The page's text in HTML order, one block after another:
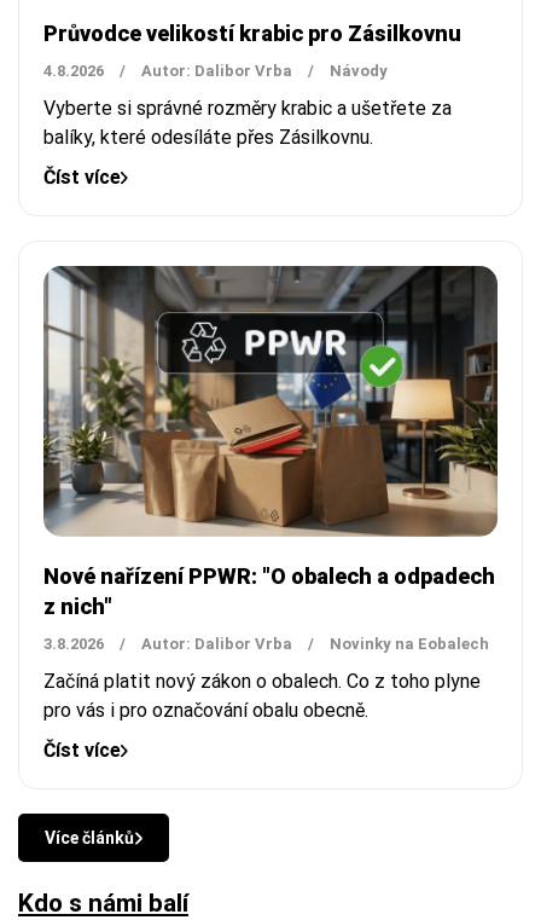
Průvodce velikostí krabic pro Zásilkovnu
4.8.2026 / Autor: Dalibor Vrba / Návody
Vyberte si správné rozměry krabic a ušetřete za
balíky, které odesíláte přes Zásilkovnu.
Číst více
Nové nařízení PPWR: "O obalech a odpadech
z nich"
3.8.2026 / Autor: Dalibor Vrba / Novinky na Eobalech
Začíná platit nový zákon o obalech. Co z toho plyne
pro vás i pro označování obalu obecně.
Číst více
Více článků
Kdo s námi balí